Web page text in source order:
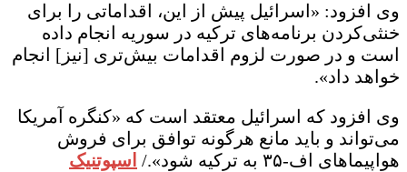
وی افزود: «اسرائیل پیش ‌از این، اقداماتی را برای
خنثی‌کردن برنامه‌های ترکیه در سوریه انجام داده
است و در صورت لزوم اقدامات بیش‌تری [نیز] انجام
خواهد داد».
وی افزود که اسرائیل معتقد است که «کنگره آمریکا
می‌تواند و باید مانع هرگونه توافق برای فروش
هواپیماهای اف-۳۵ به ترکیه شود»./
اسپوتنیک